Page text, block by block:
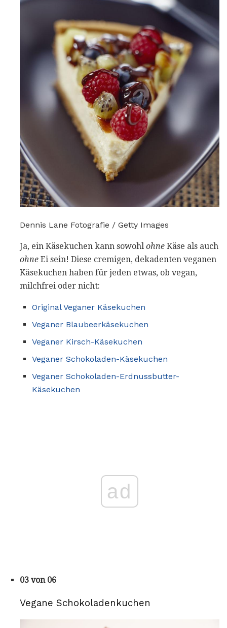
Dennis Lane Fotografie / Getty Images
Ja, ein Käsekuchen kann sowohl ohne Käse als auch
ohne Ei sein! Diese cremigen, dekadenten veganen
Käsekuchen haben für jeden etwas, ob vegan,
milchfrei oder nicht:
Original Veganer Käsekuchen
Veganer Blaubeerkäsekuchen
Veganer Kirsch-Käsekuchen
Veganer Schokoladen-Käsekuchen
Veganer Schokoladen-Erdnussbutter-
Käsekuchen
ad
03 von 06
Vegane Schokoladenkuchen